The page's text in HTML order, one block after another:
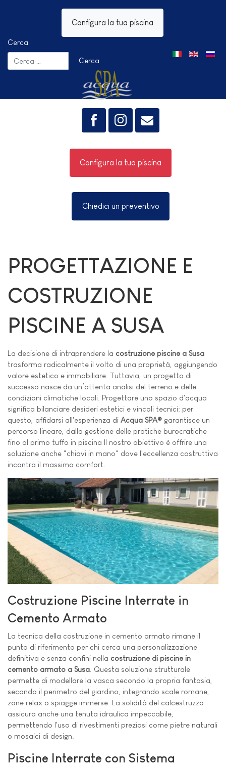
Configura la tua piscina
Cerca
Cerca
Seleziona la tua
Configura la tua piscina
Chiedici un preventivo
PROGETTAZIONE E
COSTRUZIONE
PISCINE A SUSA
La decisione di intraprendere la costruzione piscine a Susa
trasforma radicalmente il volto di una proprietà, aggiungendo
valore estetico e immobiliare. Tuttavia, un progetto di
successo nasce da un’attenta analisi del terreno e delle
condizioni climatiche locali. Progettare uno spazio d'acqua
significa bilanciare desideri estetici e vincoli tecnici: per
questo, affidarsi all'esperienza di Acqua SPA® garantisce un
percorso lineare, dalla gestione delle pratiche burocratiche
fino al primo tuffo in piscina Il nostro obiettivo è offrire una
soluzione anche "chiavi in mano" dove l'eccellenza costruttiva
incontra il massimo comfort.
Costruzione Piscine Interrate in
Cemento Armato
La tecnica della costruzione in cemento armato rimane il
punto di riferimento per chi cerca una personalizzazione
definitiva e senza confini nella costruzione di piscine in
cemento armato a Susa. Questa soluzione strutturale
permette di modellare la vasca secondo la propria fantasia,
secondo il perimetro del giardino, integrando scale romane,
zone relax o spiagge immerse. La solidità del calcestruzzo
assicura anche una tenuta idraulica impeccabile,
permettendo l'uso di rivestimenti preziosi come pietre naturali
o mosaici di design.
Piscine Interrate con Sistema